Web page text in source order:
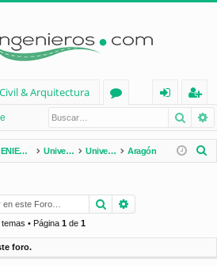
& Arquitectura
os
nt
ifi
e
eg
ist
ra
INGENIERÍA CIVIL (España) Universidades de España Universidades por Comunidades Aragón
r
Buscar
temas • Página 1de 1
foro.